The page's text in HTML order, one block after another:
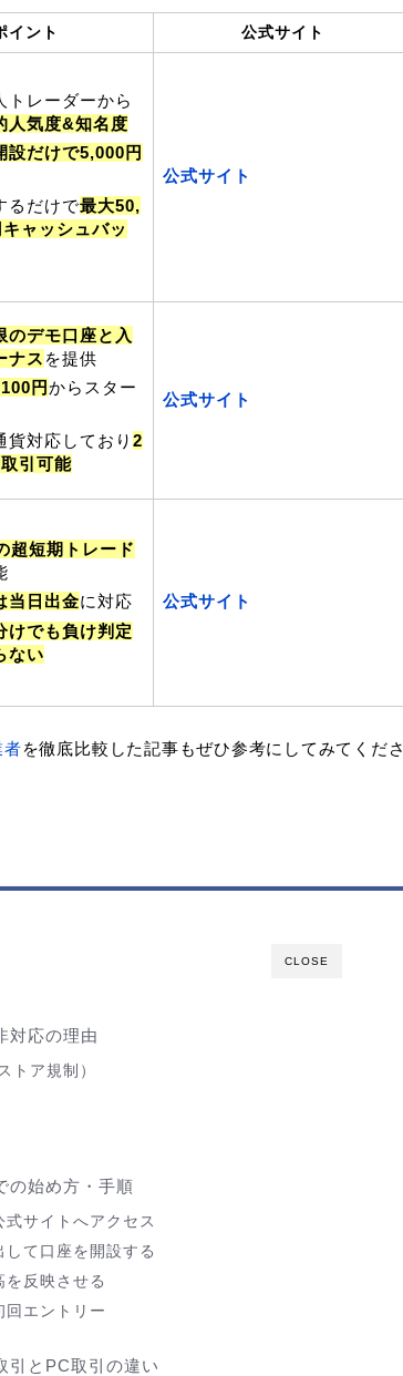
イント 公式サイト
トレーダーから
人気度&知名度
設だけで5,000円
るだけで最大50,
ャッシュバッ
公式サイト
のデモ口座と入
ナス を提供
円からスター
貨対応しており 2
引可能
公式サイト
超短期トレード
当日出金に対応
けでも負け判定
ない
公式サイト
者を徹底比較した記事もぜひ参考にしてみてくださ
CLOSE
対応の理由
トア規制）
の始め方・手順
サイトへアクセス
て口座を開設する
を反映させる
回エントリー
引とPC取引の違い